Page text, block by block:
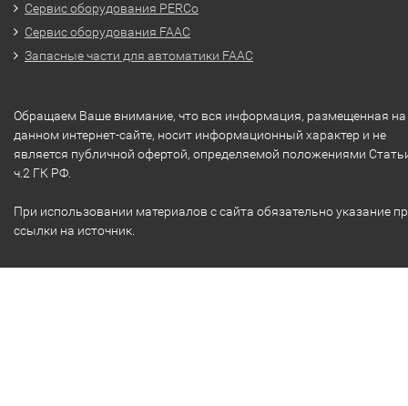
Сервис оборудования PERCo
Сервис оборудования FAAC
Запасные части для автоматики FAAC
Обращаем Ваше внимание, что вся информация, размещенная на
данном интернет-сайте, носит информационный характер и не
является публичной офертой, определяемой положениями
ч.2 ГК РФ.
При использовании материалов с сайта обязательно указание
ссылки на источник.